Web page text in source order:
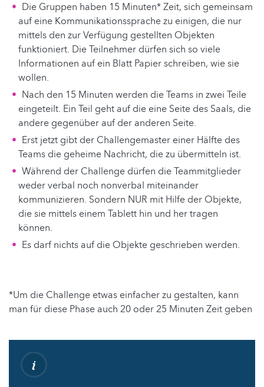
Die Gruppen haben 15 Minuten* Zeit, sich gemeinsam
auf eine Kommunikationssprache zu einigen, die nur
mittels den zur Verfügung gestellten Objekten
funktioniert. Die Teilnehmer dürfen sich so viele
Informationen auf ein Blatt Papier schreiben, wie sie
wollen.
Nach den 15 Minuten werden die Teams in zwei Teile
eingeteilt. Ein Teil geht auf die eine Seite des Saals, die
andere gegenüber auf der anderen Seite.
Erst jetzt gibt der Challengemaster einer Hälfte des
Teams die geheime Nachricht, die zu übermitteln ist.
Während der Challenge dürfen die Teammitglieder
weder verbal noch nonverbal miteinander
kommunizieren. Sondern NUR mit Hilfe der Objekte,
die sie mittels einem Tablett hin und her tragen
können.
Es darf nichts auf die Objekte geschrieben werden.
*Um die Challenge etwas einfacher zu gestalten, kann
man für diese Phase auch 20 oder 25 Minuten Zeit geben